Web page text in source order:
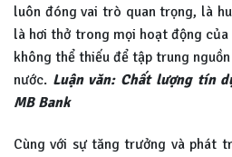
luôn đóng vai trò quan trọng, là
là hơi thở trong mọi hoạt động
không thể thiếu để tập trung
nước. Luận văn: Chất lượng tín
MB Bank
Cùng với sự tăng trưởng và phát